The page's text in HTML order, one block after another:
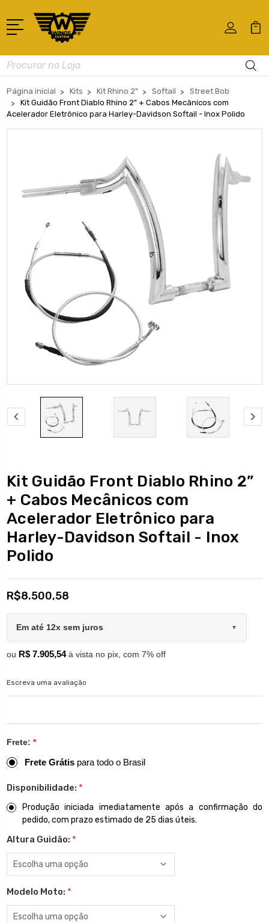
Busca
Página inicial Kits Kit Rhino 2" Softail
Street Bob
Kit Guidão Front Diablo Rhino 2” + Cabos Mecânicos com
Acelerador Eletrônico para Harley-Davidson Softail - Inox Polido
Kit Guidão Front Diablo Rhino 2”
+ Cabos Mecânicos com
Acelerador Eletrônico para
Harley-Davidson Softail - Inox
Polido
R$8.500,58
Em até 12x sem juros ▼
ou R$ 7.905,54à vista no pix, com 7% off
Escreva uma avaliação
Frete: *
Frete Grátis para todo o Brasil
Disponibilidade: *
Produção iniciada imediatamente após a confirmação do
pedido, com prazo estimado de 25 dias úteis.
Altura Guidão: *
Modelo Moto: *